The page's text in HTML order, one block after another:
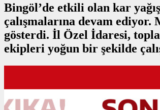
Bingöl’de etkili olan kar
çalışmalarına devam ediyor.
gösterdi. İl Özel İdaresi,
ekipleri yoğun bir şekilde